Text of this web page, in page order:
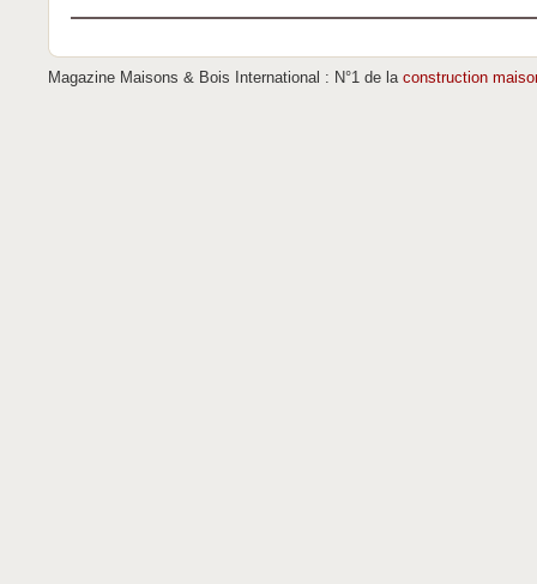
Magazine Maisons & Bois International : N°1 de la construction